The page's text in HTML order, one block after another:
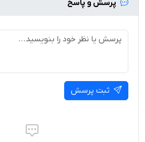
پرسش و پاسخ
ثبت پرسش